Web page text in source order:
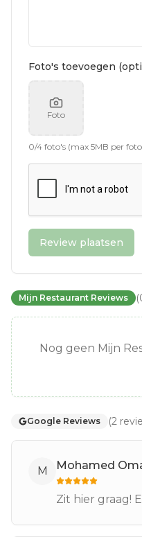
Foto's toevoegen
Foto
0/4 foto's (max 5MB per
Review plaatsen
Mijn Restaurant Reviews (
Nog geen Mijn
Google Reviews (2
M Mohamed
Zit hier graag!